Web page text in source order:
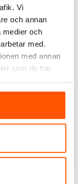
Vi
och annan
medier och
med.
med annan
som de har
TRV 3-pack +
Gen3